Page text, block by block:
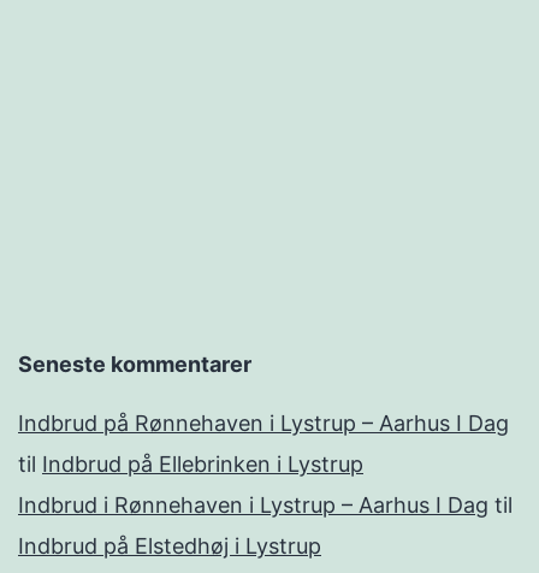
Seneste kommentarer
Indbrud på Rønnehaven i Lystrup – Aarhus I Dag
til Indbrud på Ellebrinken i Lystrup
Indbrud i Rønnehaven i Lystrup – Aarhus I Dag til
Indbrud på Elstedhøj i Lystrup